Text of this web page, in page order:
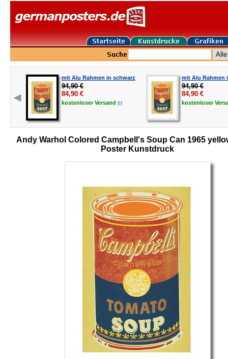
mit Alu Rahmen in schwarz
94,90 €
84,90 €
kostenloserVersand [i]
mit Alu Rahmen
94,90 €
84,90 €
kostenloser
Andy Warhol Colored Campbell's Soup Can 1965
Poster Kunstdruck